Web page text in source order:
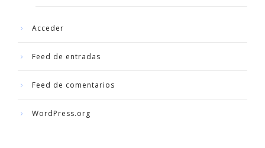
Acceder
Feed de entradas
Feed de comentarios
WordPress.org